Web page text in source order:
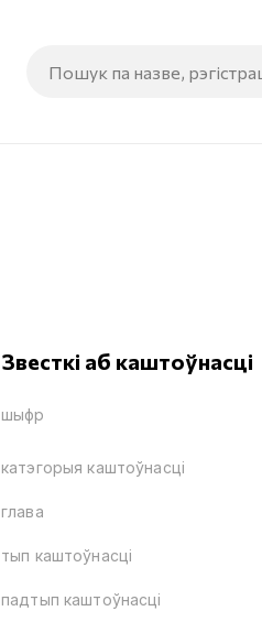
Звесткі аб каштоўнасці
шыфр
катэгорыя каштоўнасці
глава
тып каштоўнасці
падтып каштоўнасці